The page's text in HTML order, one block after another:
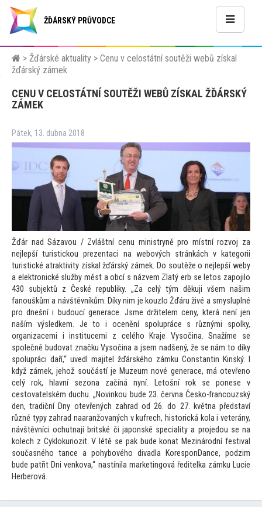
ŽĎÁRSKÝ PRŮVODCE
> Žďárské aktuality > Cenu v celostátní soutěži webů získal
žďárský zámek
CENU V CELOSTÁTNÍ SOUTĚŽI WEBŮ ZÍSKAL ŽĎÁRSKÝ
ZÁMEK
Pátek, 13. dubna 2018
Žďár nad Sázavou / Zvláštní cenu ministryně pro místní rozvoj za
nejlepší turistickou prezentaci na webových stránkách v kategorii
turistické atraktivity získal žďárský zámek. Do soutěže o nejlepší weby
a elektronické služby měst a obcí s názvem Zlatý erb se letos zapojilo
430 subjektů z České republiky. „Za celý tým děkuji všem našim
fanouškům a návštěvníkům. Díky nim je kouzlo Žďáru živé a smysluplné
pro dnešní i budoucí generace. Jsme držitelem ceny, která není jen
naším výsledkem. Jeto i ocenění spolupráce s různými spolky,
organizacemi i institucemi z celého Kraje Vysočina. Snažíme se
společně budovat značku Vysočina a jsem nadšený, že se námto díky
spolupráci daří,“ uvedl majitel žďárského zámku Constantin Kinský. I
když zámek, jehož součástí je Muzeum nové generace, má otevřeno
celý rok, hlavní sezona začíná nyní. Letošní rok se ponese v
cestovatelském duchu. „Novinkou bude 23. června Česko-francouzský
den, tradiční Dny otevřených zahrad od 26. do 27. května představí
různé typy zahrad naaranžovaných v kufrech, historická kola i veterány,
návštěvníci ochutnají britské či japonské speciality a projedou se na
kolech z Cyklokuriozit. V létě se pak bude konat Mezinárodní festival
současného tance a pohybového divadla KoresponDance, podzim
bude patřit Dni venkova,“ nastínila marketingová ředitelka zámku Lucie
Herberová.